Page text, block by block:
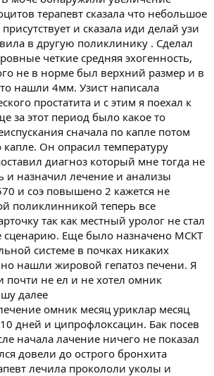
терапевт сказала что небольшое
и сказала иди делай узи
в другую поликлинику . Сделал
четкие средняя эхогенность,
не в норме был верхний размер и в
нашли 4мм. Узист написала
простатита и с этим я поехал к
за этот период было какое то
сначала по капле потом
капле. Он опрасил температуру
диагноз который мне тогда не
и назначил лечение и анализы
и соэ повышено 2 кажется не
поликлинникой теперь все
так как местный уролог не стал
сценарию. Еще было назначено МСКТ
системе в почках никаких
нашли жировой гепатоз печени. Я
почти не ел и не хотел омник
далее
омник месяц уриклар месяц
дней и ципрофлоксацин. Бак посев
начала лачение ничего не показал
довели до острого бронхита
лечила прокололи уколы и